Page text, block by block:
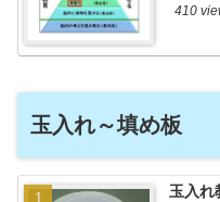
410
玉入れ～填め板
玉入れ